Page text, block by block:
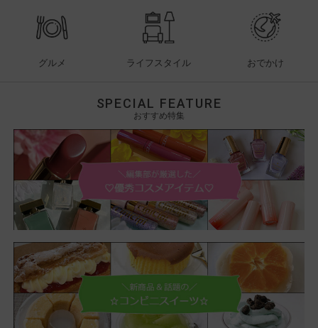
グルメ ライフスタイル おでかけ
SPECIAL FEATURE
おすすめ特集